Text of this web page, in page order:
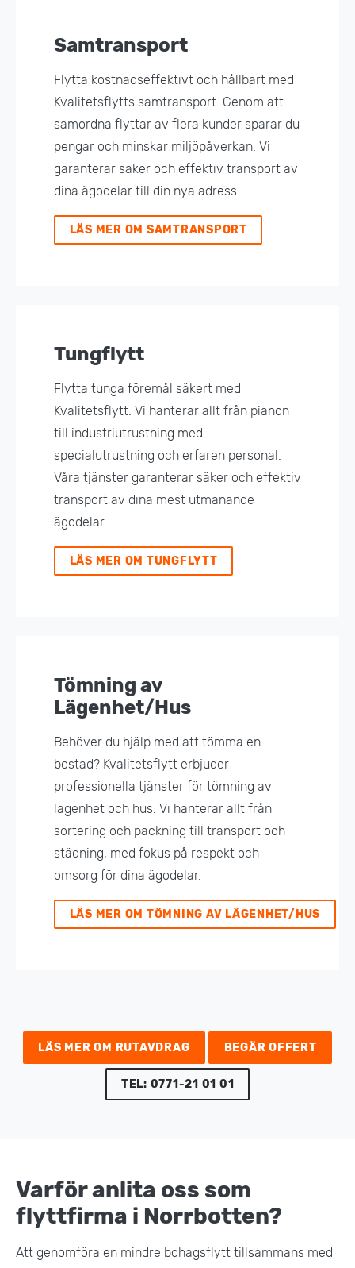
Samtransport
Flytta kostnadseffektivt och hållbart med
Kvalitetsflytts samtransport. Genom att
samordna flyttar av flera kunder sparar du
pengar och minskar miljöpåverkan. Vi
garanterar säker och effektiv transport av
dina ägodelar till din nya adress.
LÄS MER OM SAMTRANSPORT
Tungflytt
Flytta tunga föremål säkert med
Kvalitetsflytt. Vi hanterar allt från pianon
till industriutrustning med
specialutrustning och erfaren personal.
Våra tjänster garanterar säker och effektiv
transport av dina mest utmanande
ägodelar.
LÄS MER OM TUNGFLYTT
Tömning av
Lägenhet/Hus
Behöver du hjälp med att tömma en
bostad? Kvalitetsflytt erbjuder
professionella tjänster för tömning av
lägenhet och hus. Vi hanterar allt från
sortering och packning till transport och
städning, med fokus på respekt och
omsorg för dina ägodelar.
LÄS MER OM TÖMNING AV LÄGENHET/HUS
LÄS MER OM RUTAVDRAG BEGÄR OFFERT
TEL: 0771-21 01 01
Varför anlita oss som
flyttfirma i Norrbotten?
Att genomföra en mindre bohagsflytt tillsammans med